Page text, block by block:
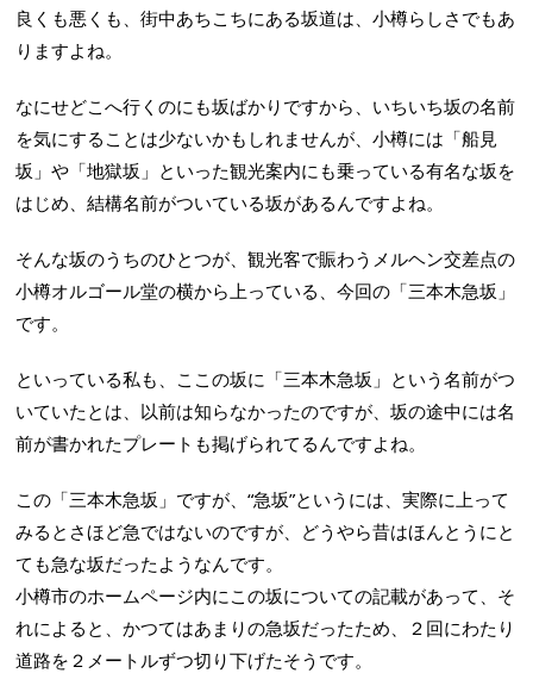
良くも悪くも、街中あちこちにある坂道は、小樽らしさでもあ
りますよね。
なにせどこへ行くのにも坂ばかりですから、いちいち坂の名前
を気にすることは少ないかもしれませんが、小樽には「船見
坂」や「地獄坂」といった観光案内にも乗っている有名な坂を
はじめ、結構名前がついている坂があるんですよね。
そんな坂のうちのひとつが、観光客で賑わうメルヘン交差点の
小樽オルゴール堂の横から上っている、今回の「三本木急坂」
です。
といっている私も、ここの坂に「三本木急坂」という名前がつ
いていたとは、以前は知らなかったのですが、坂の途中には名
前が書かれたプレートも掲げられてるんですよね。
この「三本木急坂」ですが、“急坂”というには、実際に上って
みるとさほど急ではないのですが、どうやら昔はほんとうにと
ても急な坂だったようなんです。
小樽市のホームページ内にこの坂についての記載があって、そ
れによると、かつてはあまりの急坂だったため、２回にわたり
道路を２メートルずつ切り下げたそうです。